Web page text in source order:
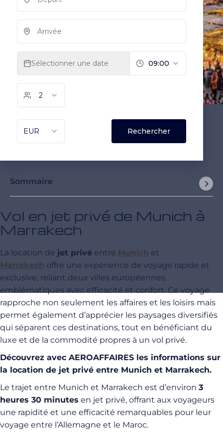
Sommaire
Vol en jet privé de Munich à
Marrakech
La location de jet privé entre Munich et
Marrakech offre une expérience de voyage rapide et
exclusive, reliant deux villes européennes
emblématiques avec efficacité et confort. Ce voyage
rapproche non seulement les affaires et les loisirs mais
permet également d’apprécier les paysages diversifiés
qui séparent ces destinations, tout en bénéficiant du
luxe et de la commodité propres à un vol privé.
Découvrez avec AEROAFFAIRES les informations sur
la location de jet privé entre Munich et Marrakech.
Le trajet entre Munich et Marrakech est d’environ 3
heures 30 minutes en jet privé, offrant aux voyageurs
une rapidité et une efficacité remarquables pour leur
voyage entre l’Allemagne et le Maroc.